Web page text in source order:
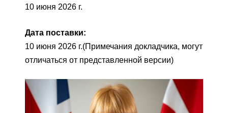
10 июня 2026 г.
Дата поставки:
10 июня 2026 г.(Примечания докладчика, могут
отличаться от представленной версии)